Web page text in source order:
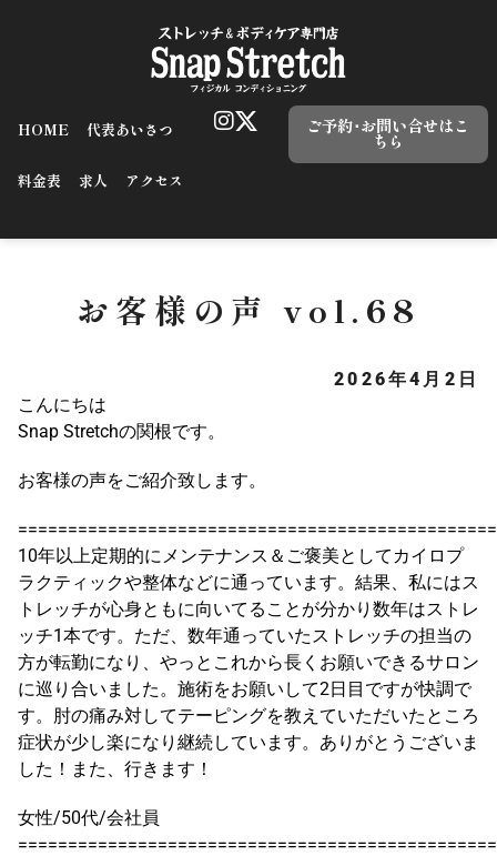
HOME 代表あいさつ
料金表 求人 アクセス
ご予約･お問い合せはこ
ちら
お客様の声 vol.68
2026年4月2日
こんにちは
Snap Stretchの関根です。
お客様の声をご紹介致します。
10年以上定期的にメンテナンス＆ご褒美としてカイロプ
ラクティックや整体などに通っています。結果、私にはス
トレッチが心身ともに向いてることが分かり数年はストレ
ッチ1本です。ただ、数年通っていたストレッチの担当の
方が転勤になり、やっとこれから長くお願いできるサロン
に巡り合いました。施術をお願いして2日目ですが快調で
す。肘の痛み対してテーピングを教えていただいたところ
症状が少し楽になり継続しています。ありがとうございま
した！また、行きます！
女性/50代/会社員